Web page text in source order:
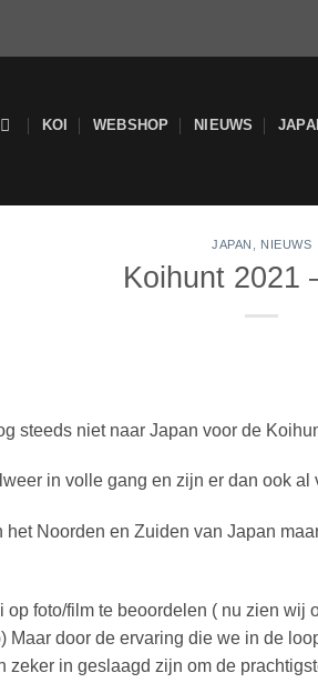
KOI WEBSHOP NIEUWS
JAPAN NIEUWS
Koihunt 2021
steeds niet naar Japan voor de
in volle gang en zijn er dan ook al
het Noorden en Zuiden van Japan
op foto/film te beoordelen ( nu zien
Maar door de ervaring die we in de
zeker in geslaagd zijn om de